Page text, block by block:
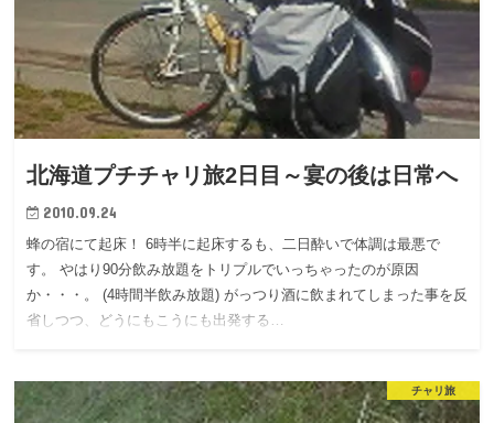
北海道プチチャリ旅2日目～宴の後は日常へ
2010.09.24
蜂の宿にて起床！ 6時半に起床するも、二日酔いで体調は最悪で
す。 やはり90分飲み放題をトリプルでいっちゃったのが原因
か・・・。 (4時間半飲み放題) がっつり酒に飲まれてしまった事を反
省しつつ、どうにもこうにも出発する…
チャリ旅